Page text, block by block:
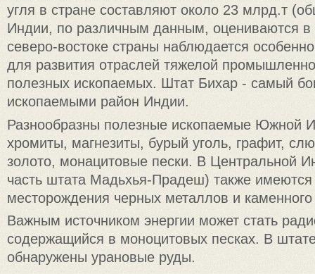
угля в стране составляют около 23 млрд.т
Индии, по различным данным, оцениваются
северо-востоке страны наблюдается
для развития отраслей тяжелой
полезных ископаемых. Штат Бихар - самый
ископаемыми район Индии.
Разнообразны полезные ископаемые Южной
хромиты, магнезиты, бурый уголь, графит,
золото, монацитовые пески. В Центральной
часть штата Мадьхья-Прадеш) также имеются
месторождения чер­ных металлов и каменного
Важным источником энергии может стать
содержащийся в моноцитовых песках. В
обнаруже­ны урановые руды.